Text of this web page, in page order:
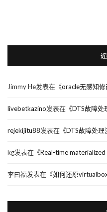
近
Jimmy He发表在《oracle无感知
livebetkazino发表在《DTS故障处
rejekijitu88发表在《DTS故障处理
kg发表在《Real-time
李曰福发表在《如何还原